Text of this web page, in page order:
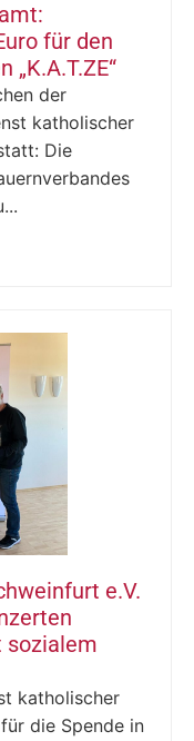
für den
„K.A.T.ZE“
der
katholischer
Die
e.V.
sozialem
katholischer
die Spende in